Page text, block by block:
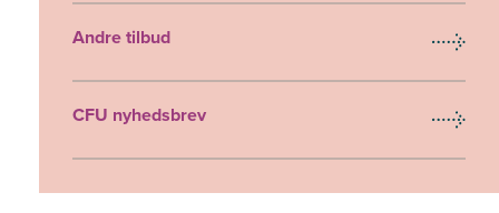
Andre tilbud
CFU nyhedsbrev